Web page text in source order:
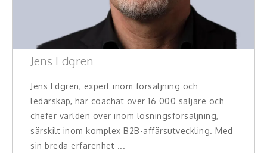
Jens Edgren
Jens Edgren, expert inom försäljning och
ledarskap, har coachat över 16 000 säljare och
chefer världen över inom lösningsförsäljning,
särskilt inom komplex B2B-affärsutveckling. Med
sin breda erfarenhet ...